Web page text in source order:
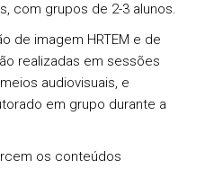
com grupos de 2-3 alunos.
de imagem HRTEM e de
realizadas em sessões
audiovisuais, e
em grupo durante a
os conteúdos